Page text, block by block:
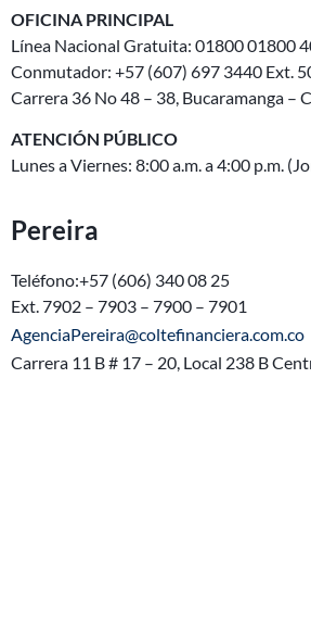
OFICINA PRINCIPAL
Línea Nacional Gratuita: 01800 01800
Conmutador: +57 (607) 697 3440 Ext.
Carrera 36 No 48 – 38, Bucaramanga –
ATENCIÓN PÚBLICO
Lunes a Viernes: 8:00 a.m. a 4:00 p.m.
Pereira
Teléfono:+57 (606) 340 08 25
Ext. 7902 – 7903 – 7900 – 7901
AgenciaPereira@coltefinanciera.com.co
Carrera 11 B # 17 – 20, Local 238 B